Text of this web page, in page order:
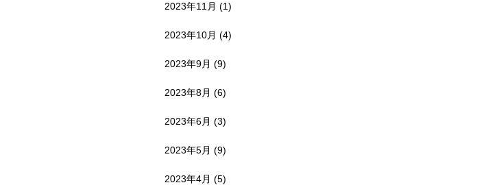
2023年11月 (1)
2023年10月 (4)
2023年9月 (9)
2023年8月 (6)
2023年6月 (3)
2023年5月 (9)
2023年4月 (5)